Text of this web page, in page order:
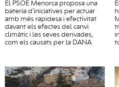
El PSOE Menorca proposa una
bateria d’iniciatives per actuar
amb més rapidesa i efectivitat
davant els efectes del canvi
climàtic i les seves derivades,
com els causats per la DANA